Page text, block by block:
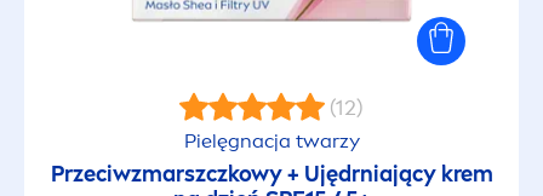
(12)
Pielęgnacja twarzy
Przeciwzmarszczkowy + Ujędrniający krem